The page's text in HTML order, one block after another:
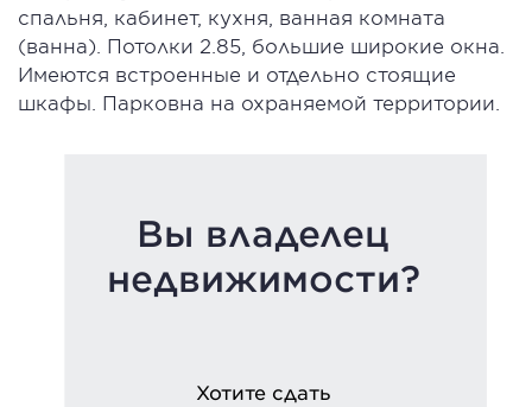
спальня, кабинет, кухня, ванная комната
(ванна). Потолки 2.85, большие широкие окна.
Имеются встроенные и отдельно стоящие
шкафы. Парковна на охраняемой территории.
Вы владелец
недвижимости?
Хотите сдать